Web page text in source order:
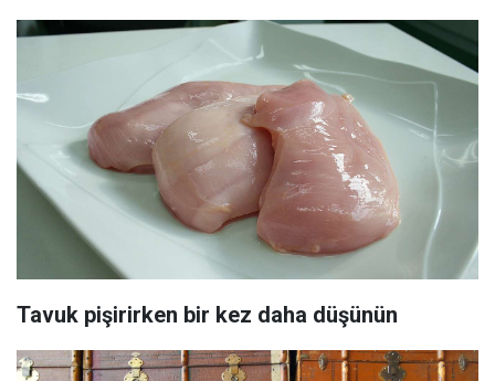
Tavuk pişirirken bir kez daha düşünün